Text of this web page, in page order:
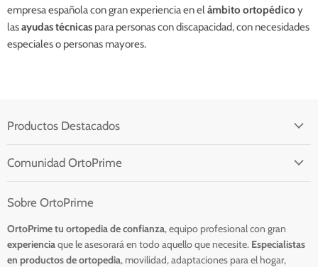
empresa española con gran experiencia en el ámbito ortopédico y
lasayudas técnicas para personas con discapacidad, con necesidades
especiales o personas mayores.
Productos Destacados
Comunidad OrtoPrime
Sobre OrtoPrime
OrtoPrime tu ortopedia de confianza, equipo profesional con gran
experienciaque le asesorará en todo aquello que necesite. Especialistas
en productos de ortopedia, movilidad, adaptaciones para el hogar,